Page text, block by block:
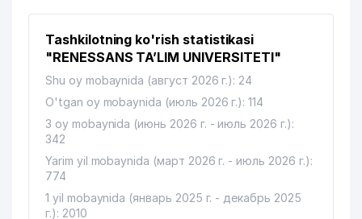
Tashkilotning ko'rish statistikasi
"RENESSANS TA’LIM UNIVERSITETI"
Shu oy mobaynida (август 2026 г.): 24
O'tgan oy mobaynida (июль 2026 г.): 114
3 oy mobaynida (июнь 2026 г. - июль 2026 г.):
342
Yarim yil mobaynida (март 2026 г. - июль 2026 г.):
774
1 yil mobaynida (январь 2025 г. - декабрь 2025
г.): 2010